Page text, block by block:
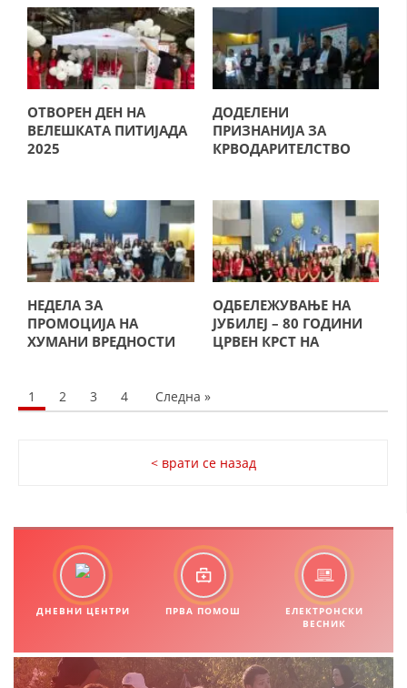
ЗНАЧЕЊЕ НА СЛУЖБАТА ЗА БАРАЊЕ
ФОРМУЛАРИ ЗА БАРАЊА
ПРВА ПОМОШ
МЕНАЏМЕНТ НА ВОЛОНТЕРИ
ЗА НАС
ДЕЈСТВУВАЊЕ
БРОШУРИ
ПОСТЕРИ
ОТВОРЕН ДЕН НА
ВЕЛЕШКАТА ПИТИЈАДА
2025
ДОДЕЛЕНИ
ПРИЗНАНИЈА ЗА
КРВОДАРИТЕЛСТВО
НЕДЕЛА ЗА
ПРОМОЦИЈА НА
ХУМАНИ ВРЕДНОСТИ
ОДБЕЛЕЖУВАЊЕ НА
ЈУБИЛЕЈ – 80 ГОДИНИ
ЦРВЕН КРСТ НА
1 2 3 4 Следна »
< врати се назад
ДНЕВНИ ЦЕНТРИ ПРВА ПОМОШ
ЕЛЕКТРОНСКИ
ВЕСНИК